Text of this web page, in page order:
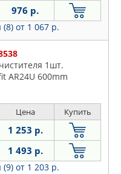
976 р.
(8) от 1 067 р.
1шт.
AR24U 600mm
Цена Купить
1 253 р.
1 493 р.
(9) от 1 203 р.